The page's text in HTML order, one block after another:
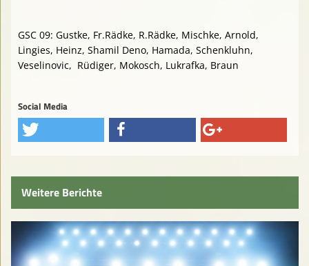
GSC 09: Gustke, Fr.Rädke, R.Rädke, Mischke, Arnold,
Lingies, Heinz, Shamil Deno, Hamada, Schenkluhn,
Veselinovic, Rüdiger, Mokosch, Lukrafka, Braun
Social Media
Weitere Berichte